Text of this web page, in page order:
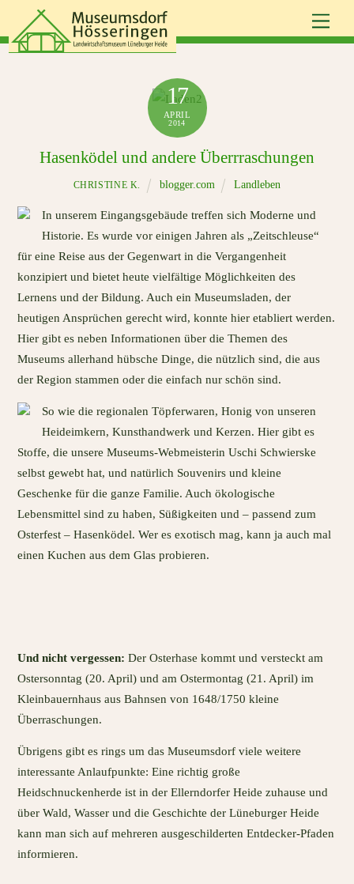
content
17
APRIL
2014
Hasenködel und andere Überrraschungen
CHRISTINE K. blogger.com Landleben
In unserem Eingangsgebäude treffen sich Moderne und
Historie. Es wurde vor einigen Jahren als „Zeitschleuse“
für eine Reise aus der Gegenwart in die Vergangenheit
konzipiert und bietet heute vielfältige Möglichkeiten des
Lernens und der Bildung. Auch ein Museumsladen, der
heutigen Ansprüchen gerecht wird, konnte hier etabliert werden.
Hier gibt es neben Informationen über die Themen des
Museums allerhand hübsche Dinge, die nützlich sind, die aus
der Region stammen oder die einfach nur schön sind.
So wie die regionalen Töpferwaren, Honig von unseren
Heideimkern, Kunsthandwerk und Kerzen. Hier gibt es
Stoffe, die unsere Museums-Webmeisterin Uschi Schwierske
selbst gewebt hat, und natürlich Souvenirs und kleine
Geschenke für die ganze Familie. Auch ökologische
Lebensmittel sind zu haben, Süßigkeiten und – passend zum
Osterfest – Hasenködel. Wer es exotisch mag, kann ja auch mal
einen Kuchen aus dem Glas probieren.
Und nicht vergessen: Der Osterhase kommt und versteckt am
Ostersonntag (20. April) und am Ostermontag (21. April) im
Kleinbauernhaus aus Bahnsen von 1648/1750 kleine
Überraschungen.
Übrigens gibt es rings um das Museumsdorf viele weitere
interessante Anlaufpunkte: Eine richtig große
Heidschnuckenherde ist in der Ellerndorfer Heide zuhause und
über Wald, Wasser und die Geschichte der Lüneburger Heide
kann man sich auf mehreren ausgeschilderten Entdecker-Pfaden
informieren.